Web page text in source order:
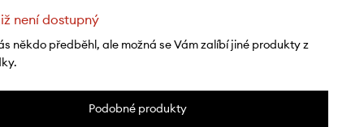
není dostupný
někdo předběhl, ale možná se Vám zalíbí jiné produkty z
Podobné produkty